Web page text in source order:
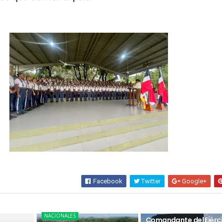
Facebook Twitter Google+
NACIONALES
Comandante del